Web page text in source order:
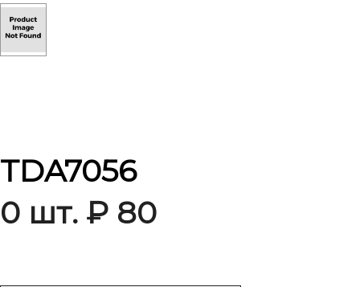
TDA7056
0 шт. ₽ 80